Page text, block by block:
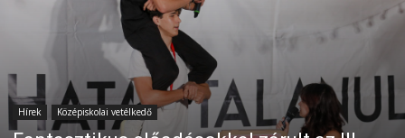
Hírek Középiskolai vetélkedő